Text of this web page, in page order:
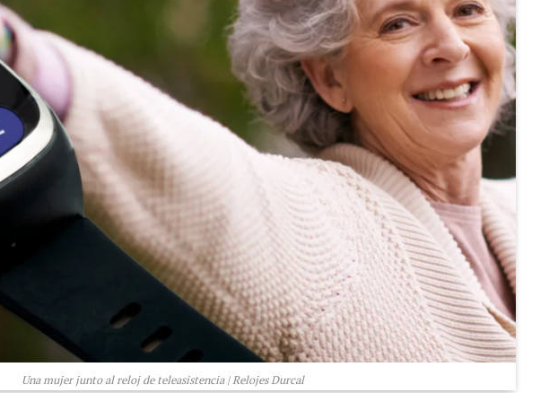
Una mujer junto al reloj de teleasistencia | Relojes Durcal